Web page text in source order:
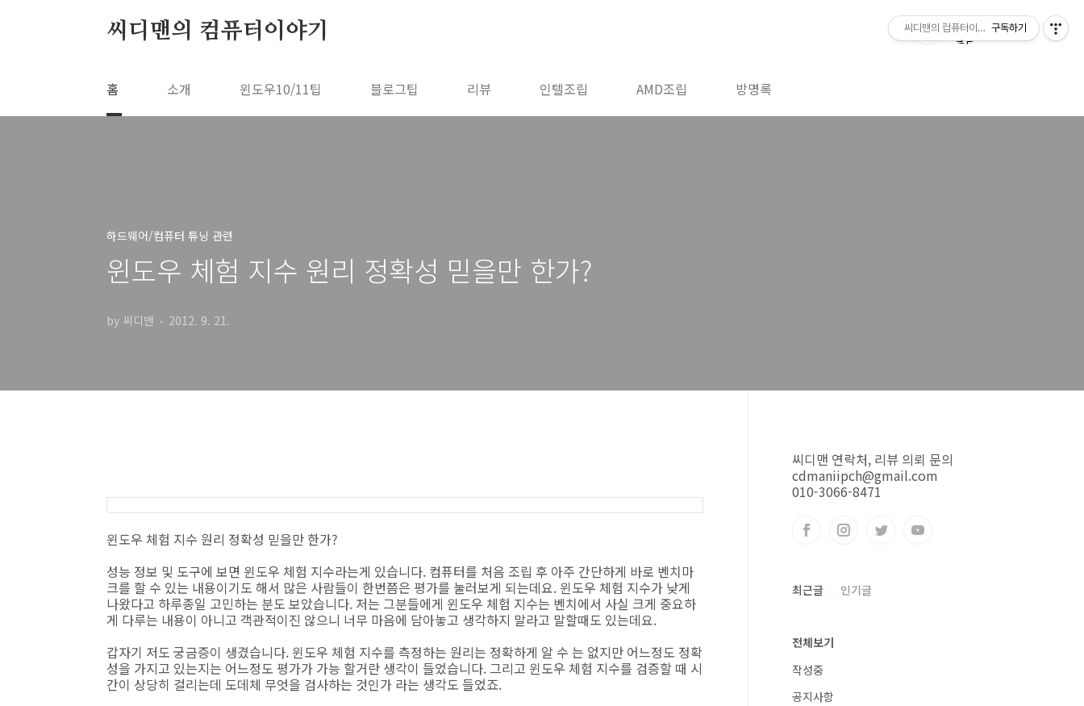
씨디맨의 컴퓨터이야기
홈 소개 윈도우10/11팁 블로그팁 리뷰 인텔조립 AMD조립 방명록
하드웨어/컴퓨터 튜닝 관련
윈도우 체험 지수 원리 정확성 믿을만 한가?
by 씨디맨 2012. 9. 21.
윈도우 체험 지수 원리 정확성 믿을만 한가?
성능 정보 및 도구에 보면 윈도우 체험 지수라는게 있습니다. 컴퓨터를 처음 조립 후 아주 간단하게 바로 벤치마
크를 할 수 있는 내용이기도 해서 많은 사람들이 한번쯤은 평가를 눌러보게 되는데요. 윈도우 체험 지수가 낮게
나왔다고 하루종일 고민하는 분도 보았습니다. 저는 그분들에게 윈도우 체험 지수는 벤치에서 사실 크게 중요하
게 다루는 내용이 아니고 객관적이진 않으니 너무 마음에 담아놓고 생각하지 말라고 말할때도 있는데요.
갑자기 저도 궁금증이 생겼습니다. 윈도우 체험 지수를 측정하는 원리는 정확하게 알 수 는 없지만 어느정도 정확
성을 가지고 있는지는 어느정도 평가가 가능 할거란 생각이 들었습니다. 그리고 윈도우 체험 지수를 검증할 때 시
간이 상당히 걸리는데 도데체 무엇을 검사하는 것인가 라는 생각도 들었죠.
씨디맨 연락처, 리뷰 의뢰 문의
cdmaniipch@gmail.com
010-3066-8471
최근글 인기글
전체보기
작성중
공지사항
씨디맨의 컴퓨터이야기구독하기